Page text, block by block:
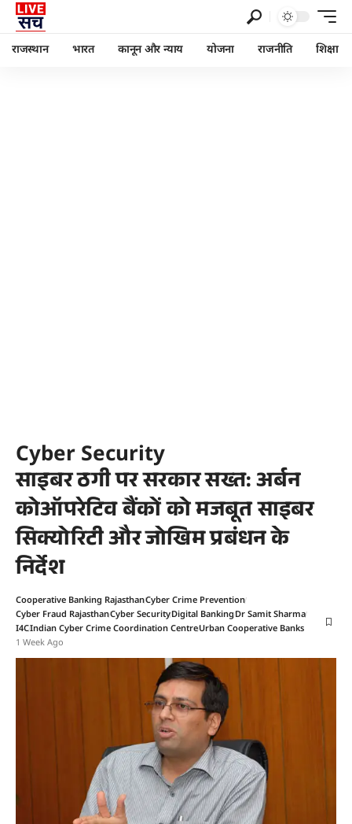
राजस्थान भारत कानून और न्याय योजना राजनीति शिक्षा
Cyber Security
साइबर ठगी पर सरकार सख्त: अर्बन
कोऑपरेटिव बैंकों को मजबूत साइबर
सिक्योरिटी और जोखिम प्रबंधन के
निर्देश
Cooperative Banking RajasthanCyber Crime Prevention
Cyber Fraud RajasthanCyber SecurityDigital BankingDr Samit Sharma
I4CIndian Cyber Crime Coordination CentreUrban Cooperative Banks
1 Week Ago